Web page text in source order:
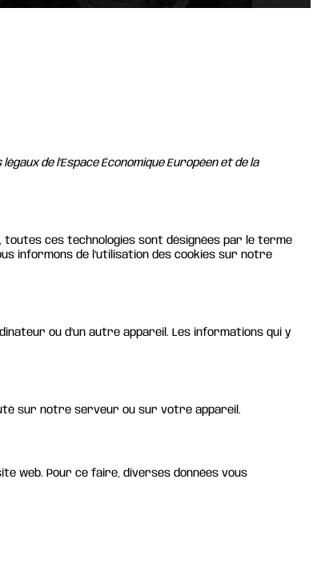
de l’Espace Économique Européen et de la
ces technologies sont désignées par le terme
informons de l’utilisation des cookies sur notre
ou d’un autre appareil. Les informations qui y
sur notre serveur ou sur votre appareil.
web. Pour ce faire, diverses données vous